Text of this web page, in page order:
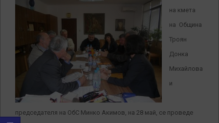
на кмета
на Община
Троян
Донка
Михайлова
и
председателя на ОбС Минко Акимов, на 28 май, се проведе